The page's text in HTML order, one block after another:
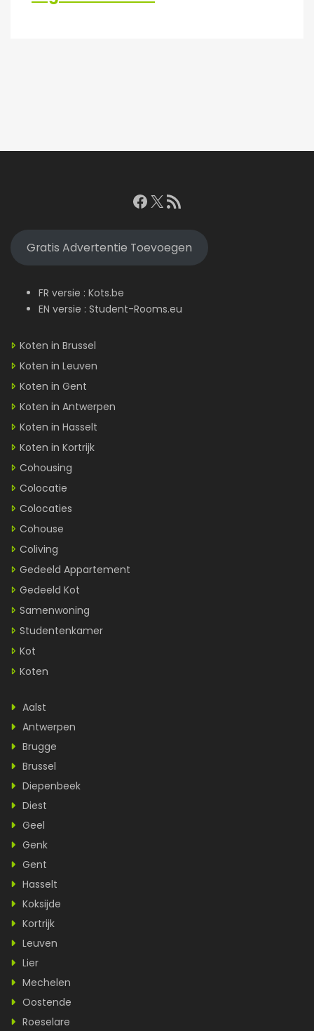
Facebook
X RSS feed
Gratis Advertentie Toevoegen
FR versie : Kots.be
EN versie : Student-Rooms.eu
Koten in Brussel
Koten in Leuven
Koten in Gent
Koten in Antwerpen
Koten in Hasselt
Koten in Kortrijk
Cohousing
Colocatie
Colocaties
Cohouse
Coliving
Gedeeld Appartement
Gedeeld Kot
Samenwoning
Studentenkamer
Kot
Koten
Aalst
Antwerpen
Brugge
Brussel
Diepenbeek
Diest
Geel
Genk
Gent
Hasselt
Koksijde
Kortrijk
Leuven
Lier
Mechelen
Oostende
Roeselare